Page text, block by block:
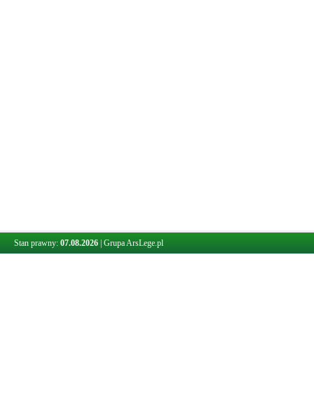
Stan prawny: 07.08.2026 Grupa ArsLege.pl